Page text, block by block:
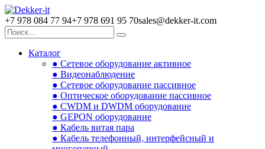
+7 978 084 77 94+7 978 691 95 70sales@dekker-it.com
Каталог
● Сетевое оборудование активное
● Видеонаблюдение
● Сетевое оборудование пассивное
● Оптическое оборудование пассивное
● CWDM и DWDM оборудование
● GEPON оборудование
● Кабель витая пара
● Кабель телефонный, интерфейсный и